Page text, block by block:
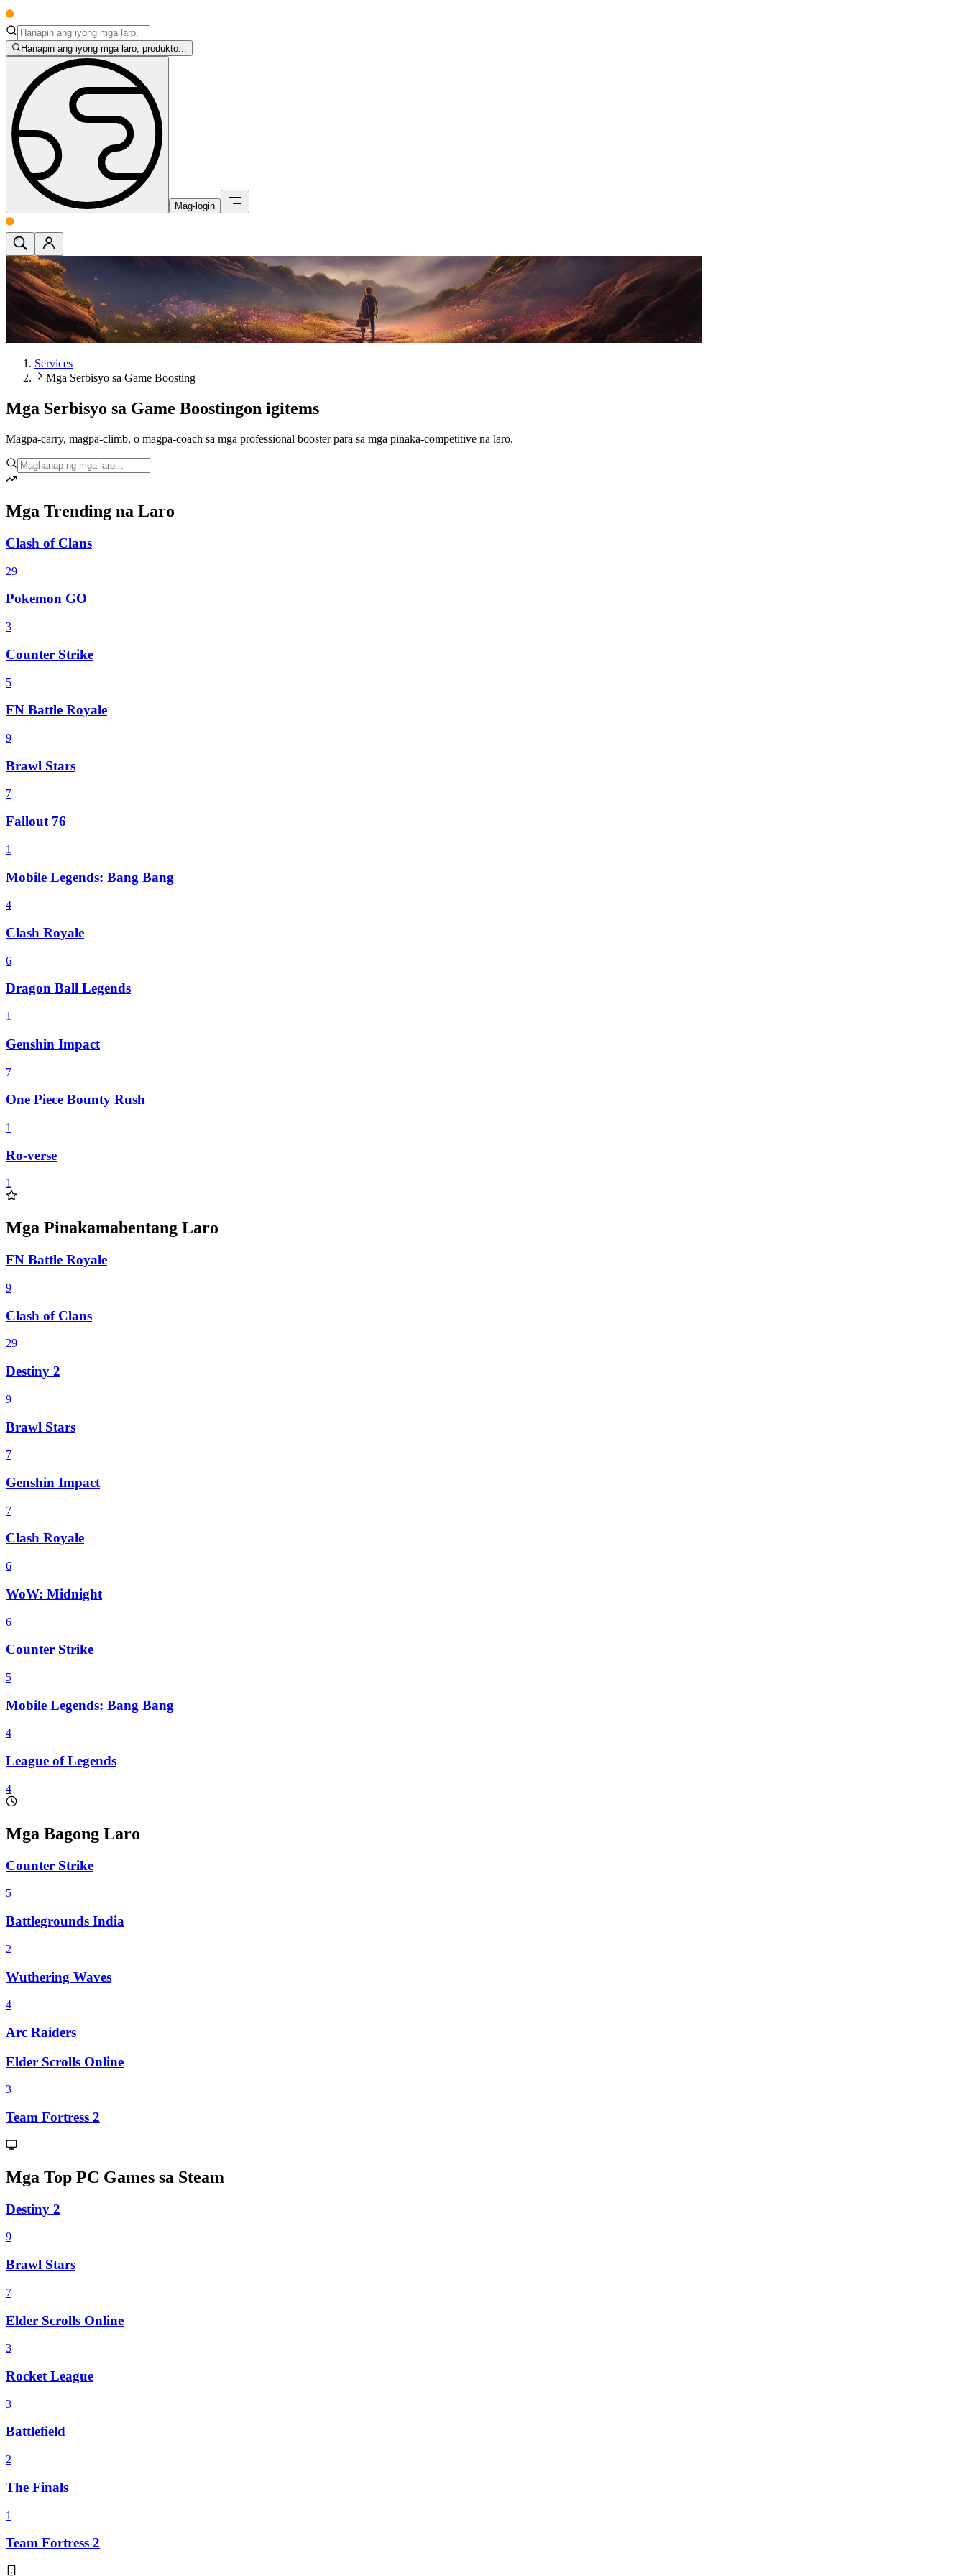
Hanapin ang iyong mga laro, produkto...
Mag-login
Services
Mga Serbisyo sa Game Boosting
Mga Serbisyo sa Game Boostingon igitems
Magpa-carry, magpa-climb, o magpa-coach sa mga professional booster para sa mga pinaka-competitive na laro.
Mga Trending na Laro
Clash of Clans
29
Pokemon GO
3
Counter Strike
5
FN Battle Royale
9
Brawl Stars
7
Fallout 76
1
Mobile Legends: Bang Bang
4
Clash Royale
6
Dragon Ball Legends
1
Genshin Impact
7
One Piece Bounty Rush
1
Ro-verse
1
Mga Pinakamabentang Laro
FN Battle Royale
9
Clash of Clans
29
Destiny 2
9
Brawl Stars
7
Genshin Impact
7
Clash Royale
6
WoW: Midnight
6
Counter Strike
5
Mobile Legends: Bang Bang
4
League of Legends
4
Mga Bagong Laro
Counter Strike
5
Battlegrounds India
2
Wuthering Waves
4
Arc Raiders
Elder Scrolls Online
3
Team Fortress 2
Mga Top PC Games sa Steam
Destiny 2
9
Brawl Stars
7
Elder Scrolls Online
3
Rocket League
3
Battlefield
2
The Finals
1
Team Fortress 2